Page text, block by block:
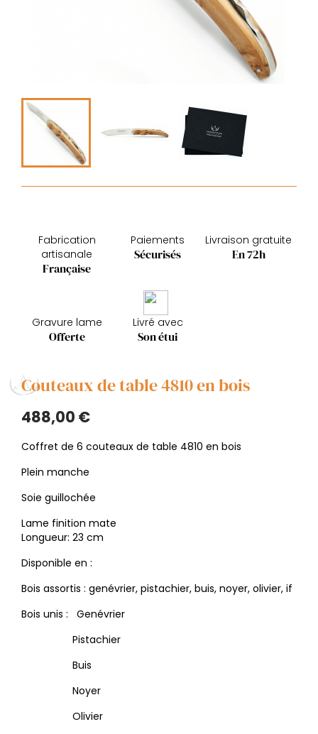
Fabrication
artisanale
Française
Paiements
Sécurisés
Livraison gratuite
En 72h
Gravure lame
Offerte
Livré avec
Son étui
Couteaux de table 4810 en bois
488,00 €
Coffret de 6 couteaux de table 4810 en bois
Plein manche
Soie guillochée
Lame finition mate
Longueur: 23 cm
Disponible en :
Bois assortis : genévrier, pistachier, buis, noyer, olivier, if
Bois unis : Genévrier
Pistachier
Buis
Noyer
Olivier